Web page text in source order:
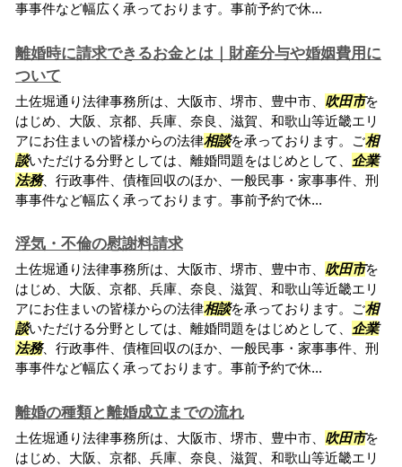
事事件など幅広く承っております。事前予約で休...
離婚時に請求できるお金とは｜財産分与や婚姻費用に
ついて
土佐堀通り法律事務所は、大阪市、堺市、豊中市、 吹田市を
はじめ、大阪、京都、兵庫、奈良、滋賀、和歌山等近畿エリ
アにお住まいの皆様からの法律相談を承っております。ご相
談いただける分野としては、離婚問題をはじめとして、 企業
法務、行政事件、債権回収のほか、一般民事・家事事件、刑
事事件など幅広く承っております。事前予約で休...
浮気・不倫の慰謝料請求
土佐堀通り法律事務所は、大阪市、堺市、豊中市、 吹田市を
はじめ、大阪、京都、兵庫、奈良、滋賀、和歌山等近畿エリ
アにお住まいの皆様からの法律相談を承っております。ご相
談いただける分野としては、離婚問題をはじめとして、 企業
法務、行政事件、債権回収のほか、一般民事・家事事件、刑
事事件など幅広く承っております。事前予約で休...
離婚の種類と離婚成立までの流れ
土佐堀通り法律事務所は、大阪市、堺市、豊中市、 吹田市を
はじめ、大阪、京都、兵庫、奈良、滋賀、和歌山等近畿エリ